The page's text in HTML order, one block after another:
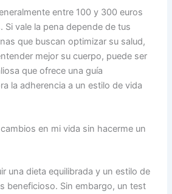
entre 100 y 300 euros
Si vale la pena depende de tus
que buscan optimizar su salud,
mejor su cuerpo, puede ser
que ofrece una guía
la adherencia a un estilo de vida
en mi vida sin hacerme un
una dieta equilibrada y un estilo de
beneficioso. Sin embargo, un test